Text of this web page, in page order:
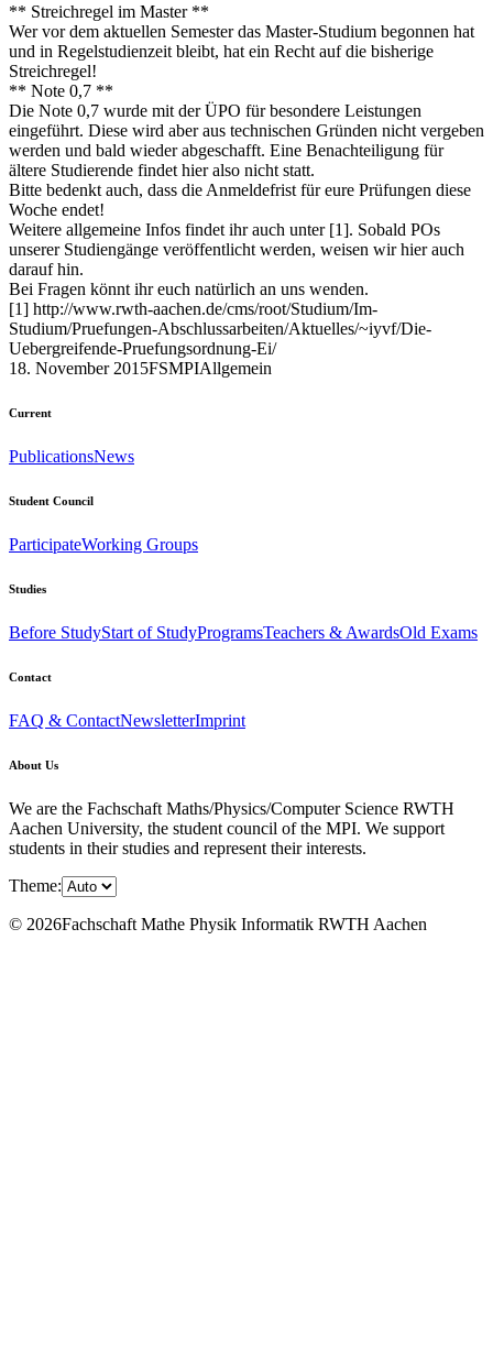
** Streichregel im Master **
Wer vor dem aktuellen Semester das Master-Studium begonnen hat
und in Regelstudienzeit bleibt, hat ein Recht auf die bisherige
Streichregel!
** Note 0,7 **
Die Note 0,7 wurde mit der ÜPO für besondere Leistungen
eingeführt. Diese wird aber aus technischen Gründen nicht vergeben
werden und bald wieder abgeschafft. Eine Benachteiligung für
ältere Studierende findet hier also nicht statt.
Bitte bedenkt auch, dass die Anmeldefrist für eure Prüfungen diese
Woche endet!
Weitere allgemeine Infos findet ihr auch unter [1]. Sobald POs
unserer Studiengänge veröffentlicht werden, weisen wir hier auch
darauf hin.
Bei Fragen könnt ihr euch natürlich an uns wenden.
[1] http://www.rwth-aachen.de/cms/root/Studium/Im-
Studium/Pruefungen-Abschlussarbeiten/Aktuelles/~iyvf/Die-
Uebergreifende-Pruefungsordnung-Ei/
18. November 2015FSMPIAllgemein
Current
PublicationsNews
Student Council
ParticipateWorking Groups
Studies
Before StudyStart of StudyProgramsTeachers & AwardsOld Exams
Contact
FAQ & ContactNewsletterImprint
About Us
We are the Fachschaft Maths/Physics/Computer Science RWTH
Aachen University, the student council of the MPI. We support
students in their studies and represent their interests.
Theme:
© 2026Fachschaft Mathe Physik Informatik RWTH Aachen